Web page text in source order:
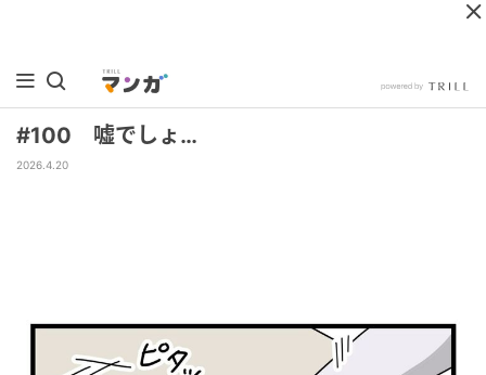
#100 嘘でしょ…
2026.4.20